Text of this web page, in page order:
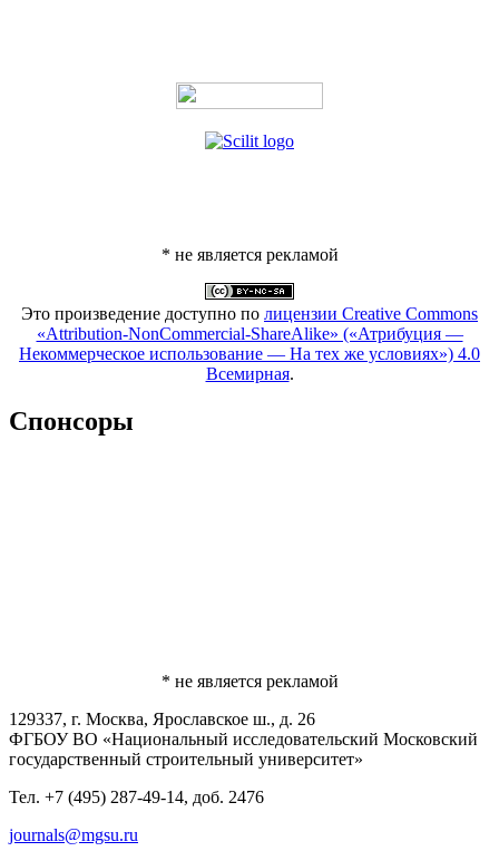
* не является рекламой
Это произведение доступно по лицензии Creative Commons
«Attribution-NonCommercial-ShareAlike» («Атрибуция —
Некоммерческое использование — На тех же условиях») 4.0
Всемирная.
Спонсоры
* не является рекламой
129337, г. Москва, Ярославское ш., д. 26
ФГБОУ ВО «Национальный исследовательский Московский
государственный строительный университет»
Тел. +7 (495) 287-49-14, доб. 2476
journals@mgsu.ru